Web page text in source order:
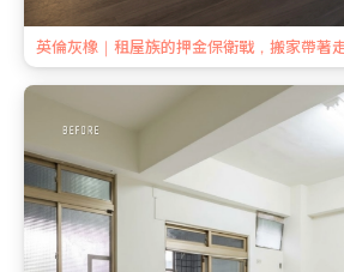
英倫灰橡｜租屋族的押金保衛戰，搬家帶著